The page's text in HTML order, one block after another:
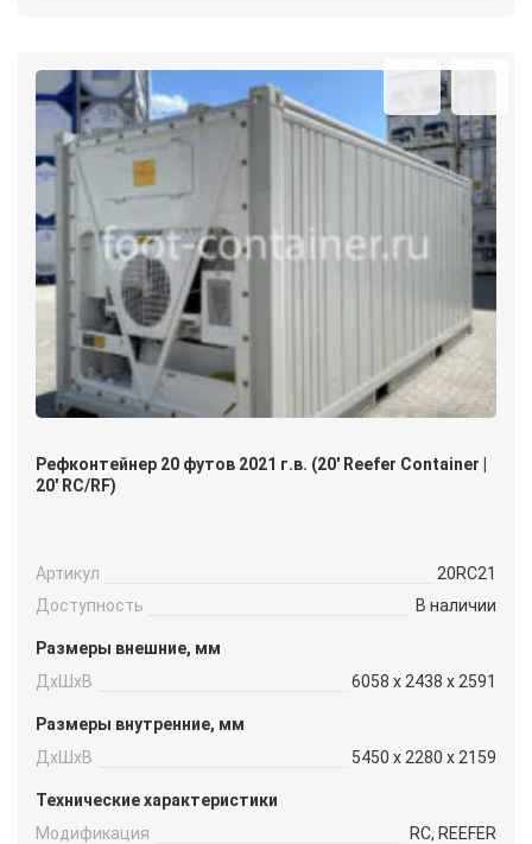
Рефконтейнер 20 футов 2021 г.в. (20′ Reefer Container |
20′ RC/RF)
Артикул
20RC21
Доступность
В наличии
Размеры внешние, мм
ДxШxВ
6058 x 2438 x 2591
Размеры внутренние, мм
ДxШxВ
5450 x 2280 x 2159
Технические характеристики
Модификация
RC, REEFER